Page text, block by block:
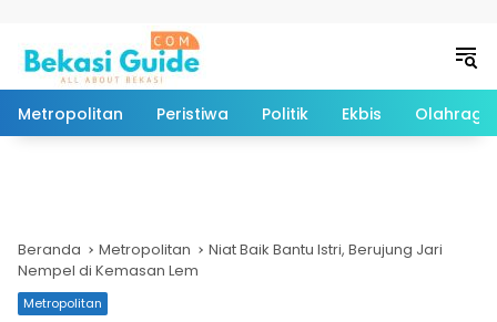
Metropolitan Peristiwa Politik Ekbis Olahraga
Beranda Metropolitan
Niat Baik Bantu Istri, Berujung Jari
Nempel di Kemasan Lem
Metropolitan